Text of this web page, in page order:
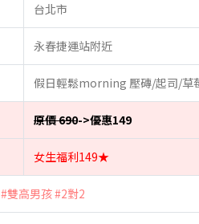
台北市
永春捷運站附近
假日輕鬆morning 壓磚/起司/草
原價 690->優惠149
女生福利149★
#雙高男孩#2對2